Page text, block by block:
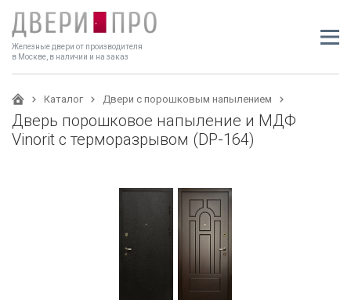
Железные двери от производителя
в Москве, в наличии и на заказ
Каталог Двери с порошковым напылением
Дверь порошковое напыление и МДФ
Vinorit с терморазрывом (DP-164)